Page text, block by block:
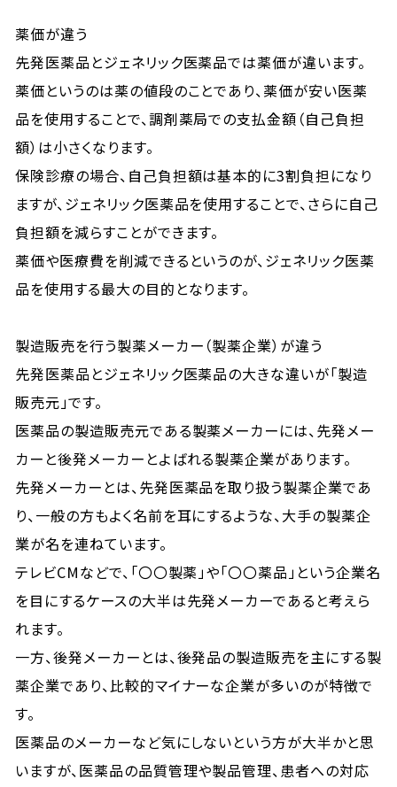
薬価が違う
先発医薬品とジェネリック医薬品では薬価が違います。
薬価というのは薬の値段のことであり、薬価が安い医薬
品を使用することで、調剤薬局での支払金額（自己負担
額）は小さくなります。
保険診療の場合、自己負担額は基本的に3割負担になり
ますが、ジェネリック医薬品を使用することで、さらに自己
負担額を減らすことができます。
薬価や医療費を削減できるというのが、ジェネリック医薬
品を使用する最大の目的となります。
製造販売を行う製薬メーカー（製薬企業）が違う
先発医薬品とジェネリック医薬品の大きな違いが「製造
販売元」です。
医薬品の製造販売元である製薬メーカーには、先発メー
カーと後発メーカーとよばれる製薬企業があります。
先発メーカーとは、先発医薬品を取り扱う製薬企業であ
り、一般の方もよく名前を耳にするような、大手の製薬企
業が名を連ねています。
テレビCMなどで、「〇〇製薬」や「〇〇薬品」という企業名
を目にするケースの大半は先発メーカーであると考えら
れます。
一方、後発メーカーとは、後発品の製造販売を主にする製
薬企業であり、比較的マイナーな企業が多いのが特徴で
す。
医薬品のメーカーなど気にしないという方が大半かと思
いますが、医薬品の品質管理や製品管理、患者への対応